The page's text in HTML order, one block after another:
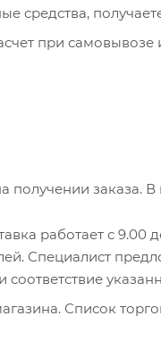
средства,
при самовывозе
на страницу
получении заказа.
работает с 9.00
Специалист
соответствие
Список